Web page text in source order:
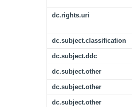
dc.rights.uri
dc.subject.classification
dc.subject.ddc
dc.subject.other
dc.subject.other
dc.subject.other